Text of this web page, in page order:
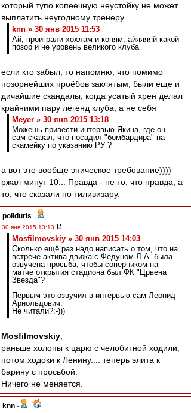
который тупо копеечную неустойку не может
выплатить неугодному тренеру
knn » 30 янв 2015 11:53
Ай, проиграли хохлам и коням, айяяяяй какой
позор и не уровень великого клуба
если кто забыл, то напомню, что помимо
позорнейших проёбов заклятым, были еще и
дичайшие скандалы, когда усатый хрен делал
крайними пару легенд клуба, а не себя
Meyer » 30 янв 2015 13:18
Можешь привести интервью Якина, где он
сам сказал, что посадил "бомбардира" на
скамейку по указанию РУ ?
а вот это вообще эпическое требование))))
ржал минут 10... Правда - не то, что правда, а
то, что сказали по тиливизару.
poliduris -
30 янв 2015 13:13
Mosfilmovskiy » 30 янв 2015 14:03
Сколько ещё раз надо написать о том, что на
встрече актива движа с Федуном Л.А. была
озвучена просьба, чтобы соперником на
матче открытия стадиона был ФК "Црвена
Звезда"?
Первым это озвучил в интервью сам Леонид
Арнольдович.
Не читали?:-)))
Mosfilmovskiy
раньше холопы к царю с челобитной ходили,
потом ходоки к Ленину.... теперь элита к
барину с просьбой.
Ничего не меняется.
knn -